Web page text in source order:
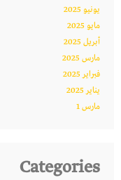
يونيو 2025
مايو 2025
أبريل 2025
مارس 2025
فبراير 2025
يناير 2025
مارس 1
Categories